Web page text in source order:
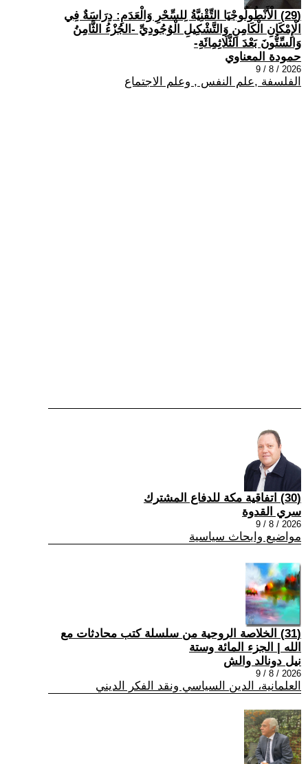
(29) الْأَنْطُولُوجْيَا التِّقْنِيَّةُ لِلسِّحْرِ وَالْعَدَمِ: دِرَاسَةٌ فِي
الْإِمْكَانِ الْكَامِنِ وَالتَّشْكِيلِ الْوُجُودِيِّ -الجُزْءُ الثَّامِنُ
وَالسِّتُّونَ بَعْدَ الثَّلَاثِمِائَةِ-
حمودة المعناوي
2026 / 8 / 9
الفلسفة ,علم النفس , وعلم الاجتماع
(30) اتفاقية مكة للدفاع المشترك
سري القدوة
2026 / 8 / 9
مواضيع وابحاث سياسية
(31) الخلاصة الروحية من سلسلة كتب محادثات مع
الله | الجزء المائة وستة
نيل دونالد والش
2026 / 8 / 9
العلمانية، الدين السياسي ونقد الفكر الديني